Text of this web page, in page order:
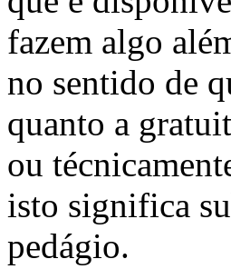
fazem algo
no sentido de
quanto a
ou
isto significa
pedágio.